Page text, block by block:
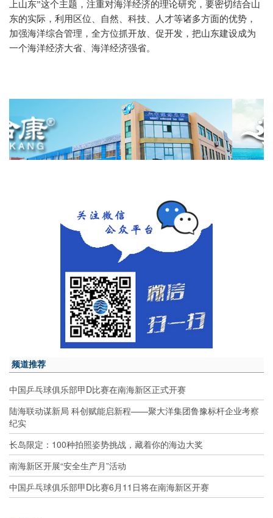
上山东”这个主题，注重对海洋经济的理论研究，要密切结合山
东的实际，利用区位、自然、科技、人才等诸多方面的优势，
加强海洋综合管理，全方位抓开放、促开发，把山东建设成为
一个海洋经济大省、海洋经济强省。
频道推荐
中国乒乓球俱乐部甲D比赛在南海新区正式开赛
陆海联动谋新局 科创赋能启新程——聚大洋集团鲁豫标杆企业考察
纪实
长岛限定：100种拍照姿势挑战，藏着你的海边大奖
南海新区开展“安全生产月”活动
中国乒乓球俱乐部甲D比赛6月11日将在南海新区开赛